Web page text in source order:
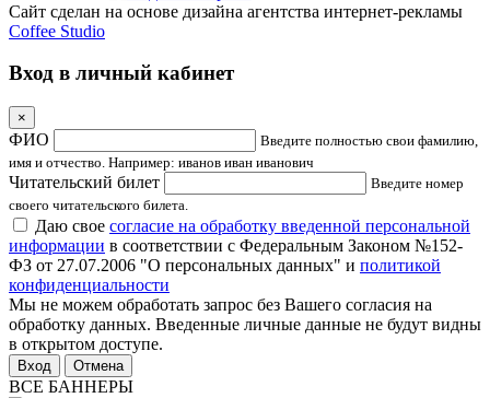
Сайт сделан на основе дизайна агентства интернет-рекламы
Coffee Studio
Вход в личный кабинет
×
ФИО
Введите полностью свои фамилию,
имя и отчество. Например: иванов иван иванович
Читательский билет
Введите номер
своего читательского билета.
Даю свое согласие на обработку введенной персональной
информации в соответствии с Федеральным Законом №152-
ФЗ от 27.07.2006 "О персональных данных" и политикой
конфиденциальности
Мы не можем обработать запрос без Вашего согласия на
обработку данных. Введенные личные данные не будут видны
в открытом доступе.
Отмена
ВСЕ БАННЕРЫ